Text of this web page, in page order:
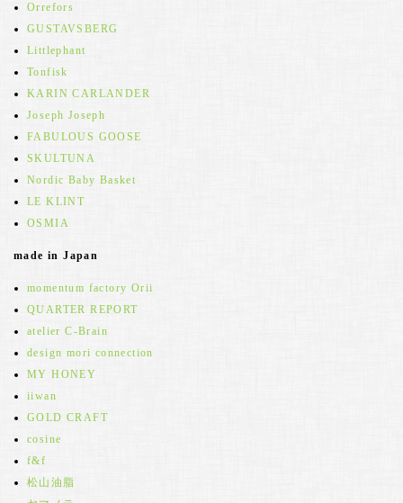
Orrefors
GUSTAVSBERG
Littlephant
Tonfisk
KARIN CARLANDER
Joseph Joseph
FABULOUS GOOSE
SKULTUNA
Nordic Baby Basket
LE KLINT
OSMIA
made in Japan
momentum factory Orii
QUARTER REPORT
atelier C-Brain
design mori connection
MY HONEY
iiwan
GOLD CRAFT
cosine
f&f
松山油脂